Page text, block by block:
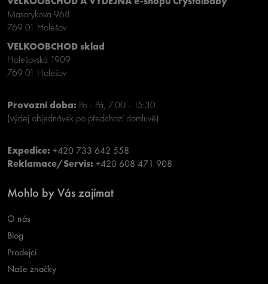
Masarykova 968
769 01 Holešov
VELKOOBCHOD sklad
Holešovská 1909
769 01 Holešov
Provozní doba: Po - Pá, 7:00 - 15:30
(výdej objednávek po předchozí domluvě)
Expedice: +420 733 642 558
Reklamace/Servis: +420 608 471 908
Mohlo by Vás zajímat
O nás
Blog
Prodejci
Naše značky